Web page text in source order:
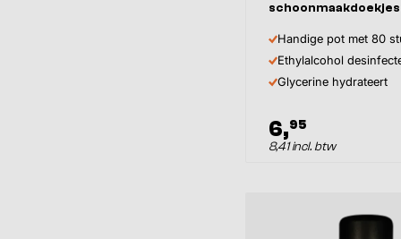
schoonmaakdoekjes
Handige pot met 80
Ethylalcohol
Glycerine hydrateert
6,95
8,41 incl. btw